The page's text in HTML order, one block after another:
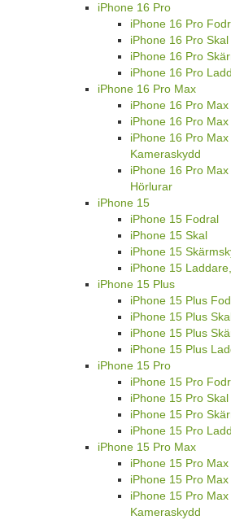
iPhone 16 Pro
iPhone 16 Pro
iPhone 16 Pro Skal
iPhone 16 Pro
iPhone 16 Pro
iPhone 16 Pro Max
iPhone 16 Pro
iPhone 16 Pro Max
iPhone 16 Pro
Kameraskydd
iPhone 16 Pro
Hörlurar
iPhone 15
iPhone 15 Fodral
iPhone 15 Skal
iPhone 15
iPhone 15
iPhone 15 Plus
iPhone 15 Plus
iPhone 15 Plus
iPhone 15 Plus
iPhone 15 Plus
iPhone 15 Pro
iPhone 15 Pro
iPhone 15 Pro Skal
iPhone 15 Pro
iPhone 15 Pro
iPhone 15 Pro Max
iPhone 15 Pro
iPhone 15 Pro Max
iPhone 15 Pro
Kameraskydd